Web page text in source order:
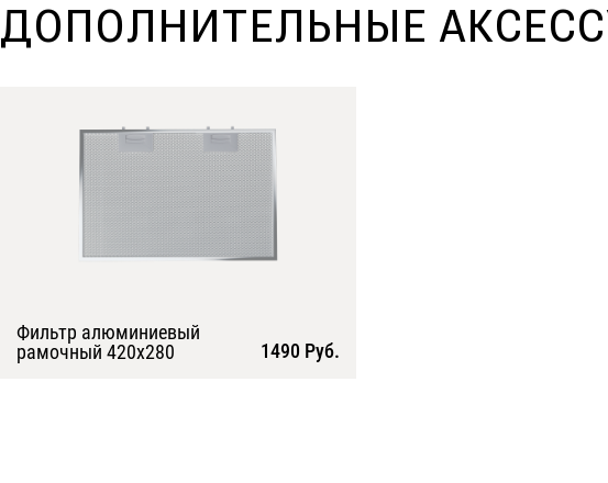
ДОПОЛНИТЕЛЬНЫЕ
Фильтр алюминиевый
рамочный 420х280
1490 Руб.